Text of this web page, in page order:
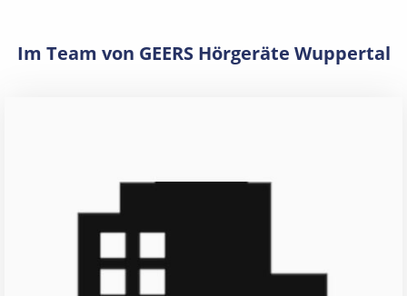
Im Team von GEERS Hörgeräte Wuppertal